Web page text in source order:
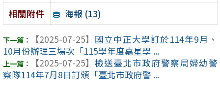
相關附件
海報 (13)
【2025-07-25】 國立中正大學訂於114年9月、
10月份辦理三場次「115學年度嘉星學 ...
【2025-07-25】 檢送臺北市政府警察局婦幼警
察隊114年7月8日訂頒「臺北市政府警 ...